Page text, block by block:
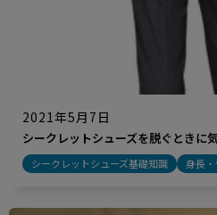
2021年5月7日
シークレットシューズを脱ぐときに
シークレットシューズ基礎知識 身長